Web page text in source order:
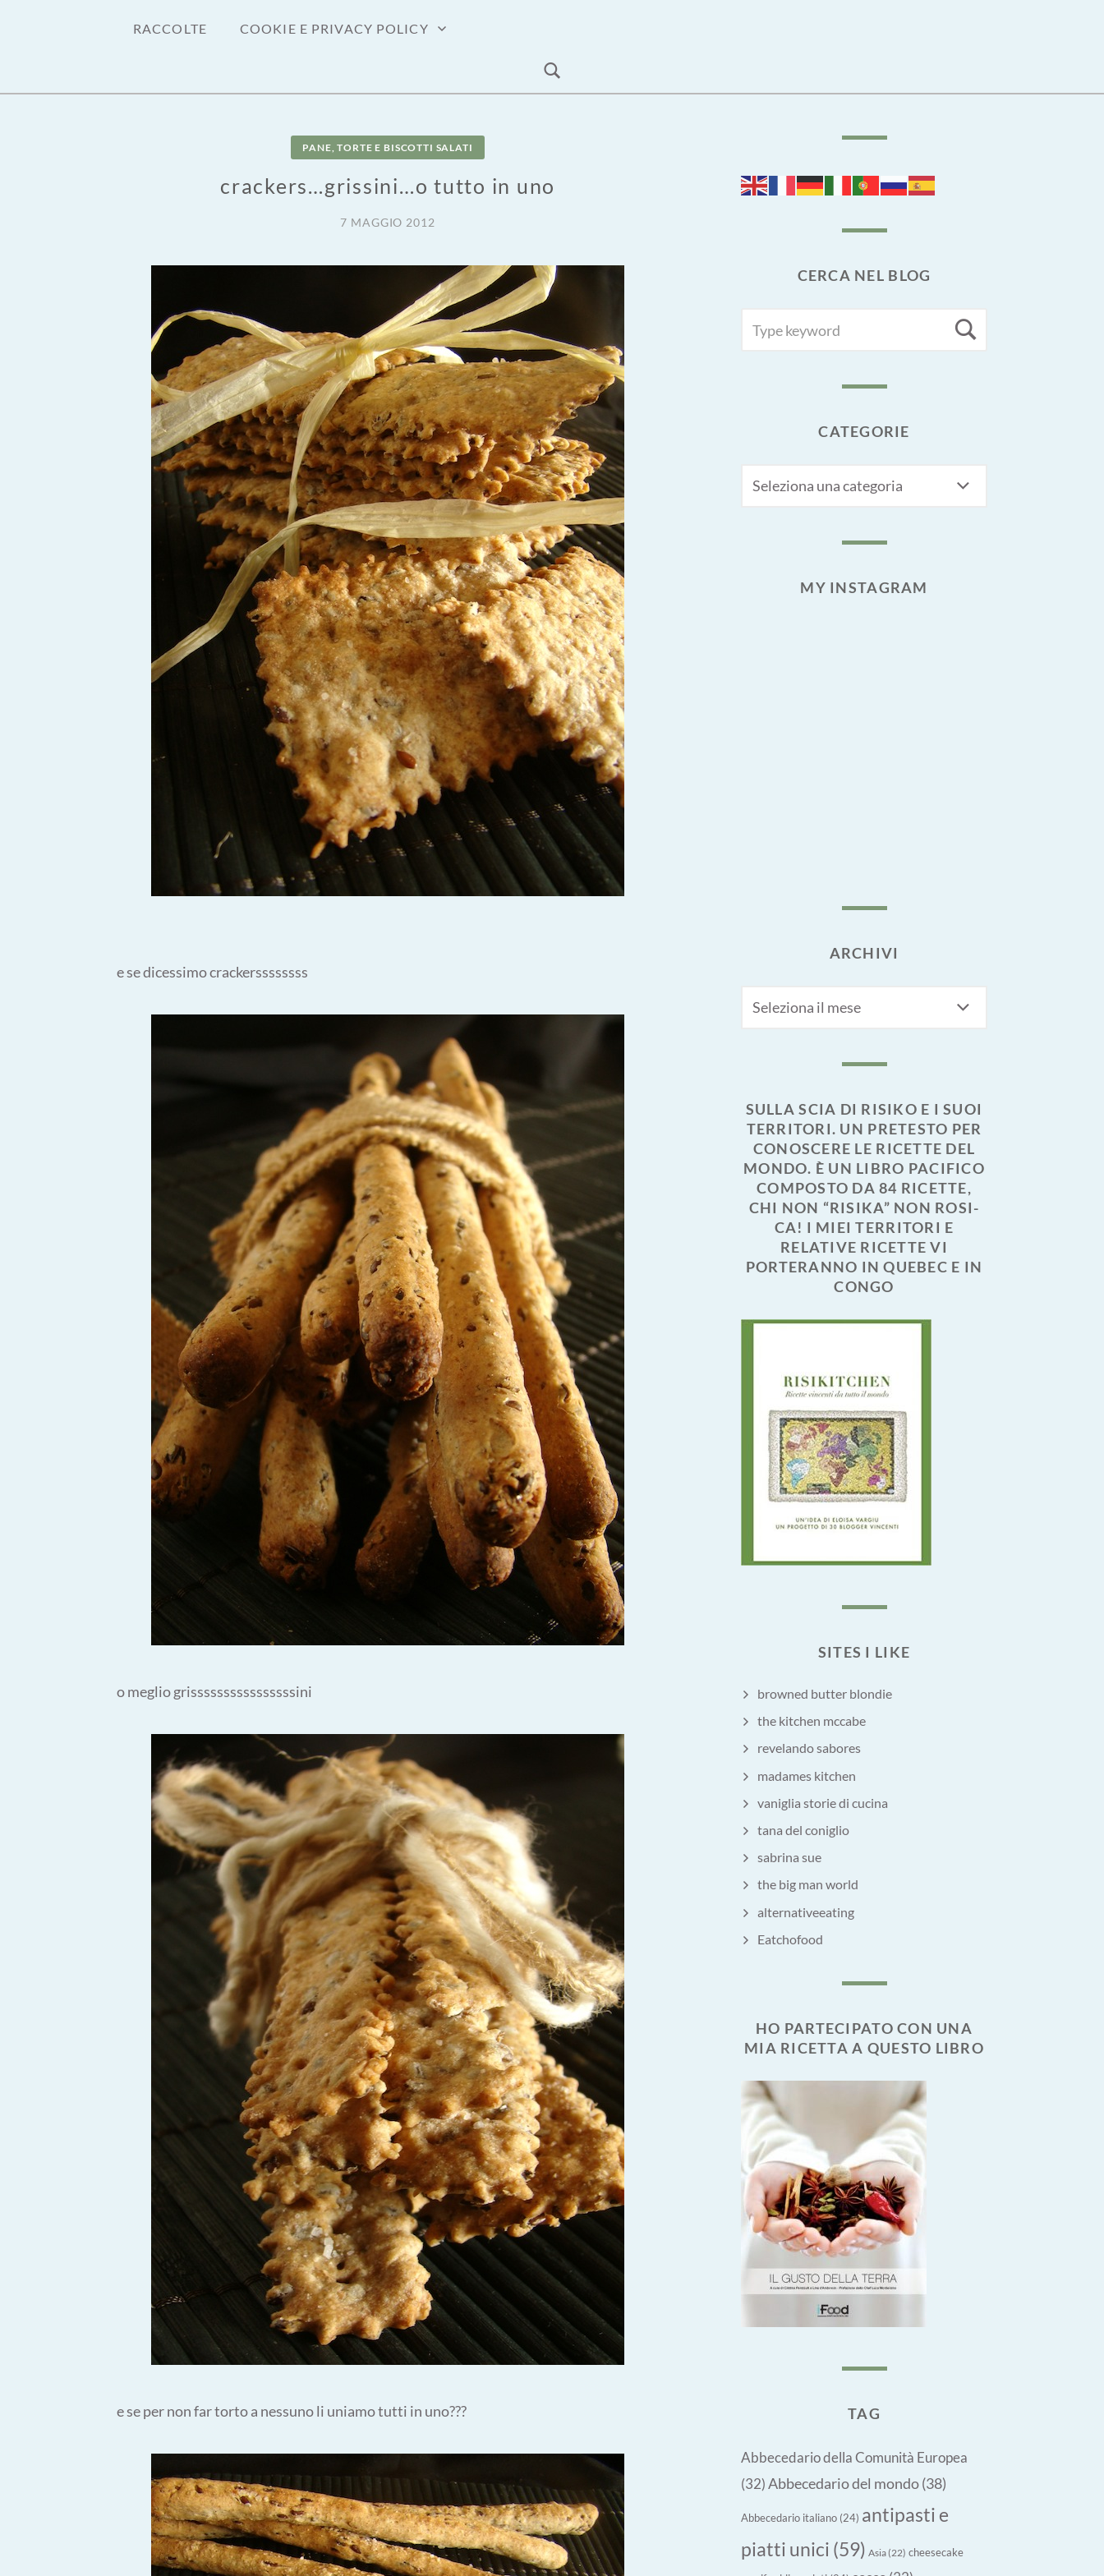
RACCOLTE COOKIE E PRIVACY POLICY
PANE, TORTE E BISCOTTI SALATI
crackers…grissini…o tutto in uno
7 MAGGIO 2012
e se dicessimo crackerssssssss
o meglio grissssssssssssssssini
e se per non far torto a nessuno li uniamo tutti in uno???
CERCA NEL BLOG
FOR:
CATEGORIE
MY INSTAGRAM
ARCHIVI
SULLA SCIA DI RISIKO E I SUOI
TERRITORI. UN PRETESTO PER
CONOSCERE LE RICETTE DEL
MONDO. È UN LIBRO PACIFICO
COMPOSTO DA 84 RICETTE,
CHI NON “RISIKA” NON ROSI-
CA! I MIEI TERRITORI E
RELATIVE RICETTE VI
PORTERANNO IN QUEBEC E IN
CONGO
SITES I LIKE
browned butter blondie
the kitchen mccabe
revelando sabores
madames kitchen
vaniglia storie di cucina
tana del coniglio
sabrina sue
the big man world
alternativeeating
Eatchofood
HO PARTECIPATO CON UNA
MIA RICETTA A QUESTO LIBRO
TAG
Abbecedario della Comunità Europea
(32) Abbecedario del mondo(38)
Abbecedario italiano (24) antipasti e
piatti unici (59) Asia(22) cheesecake